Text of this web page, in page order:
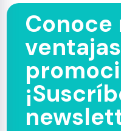
Conoce